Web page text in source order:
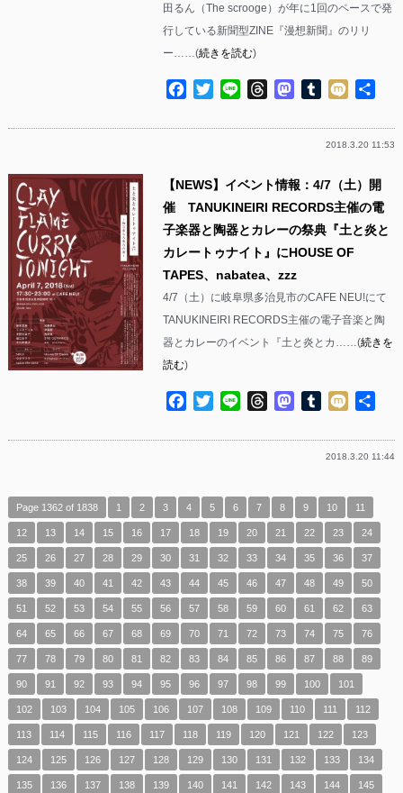
田るん（The scrooge）が年に1回のペースで発
行している新聞型ZINE『漫想新聞』のリリ
ー……(続きを読む)
Facebook
TwitterLine ThreadsMastodon
Tumblr
Mixi
2018.3.20 11:53
【NEWS】イベント情報：4/7（土）開
催 TANUKINEIRI RECORDS主催の電
子楽器と陶器とカレーの祭典『土と炎と
カレートゥナイト』にHOUSE OF
TAPES、nabatea、zzz
4/7（土）に岐阜県多治見市のCAFE NEU!にて
TANUKINEIRI RECORDS主催の電子音楽と陶
器とカレーのイベント『土と炎とカ……(続きを
読む)
Facebook
TwitterLine ThreadsMastodon
Tumblr
Mixi
2018.3.20 11:44
Page 1362 of 1838 1 2 3 4 5 6 7 8 9 10 11
12 13 14 15 16 17 18 19 20 21 22 23 24
25 26 27 28 29 30 31 32 33 34 35 36 37
38 39 40 41 42 43 44 45 46 47 48 49 50
51 52 53 54 55 56 57 58 59 60 61 62 63
64 65 66 67 68 69 70 71 72 73 74 75 76
77 78 79 80 81 82 83 84 85 86 87 88 89
90 91 92 93 94 95 96 97 98 99 100 101
102 103 104 105 106 107 108 109 110 111 112
113 114 115 116 117 118 119 120 121 122 123
124 125 126 127 128 129 130 131 132 133 134
135 136 137 138 139 140 141 142 143 144 145